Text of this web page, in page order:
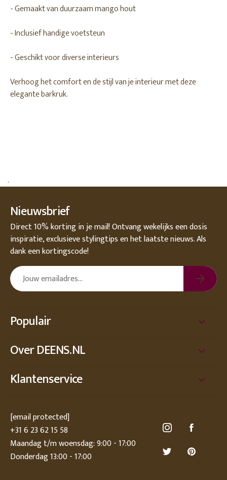
- Gemaakt van duurzaam mango hout
- Inclusief handige voetsteun
- Geschikt voor diverse interieurs
Verhoog het comfort en de stijl van je interieur met deze
elegante barkruk.
.
Nieuwsbrief
Direct 10% korting in je mail! Ontvang wekelijks een dosis
inspiratie, exclusieve stylingtips en het laatste nieuws. Als
dank een kortingscode!
Populair
Over DEENS.NL
Klantenservice
[email protected]
+31 6 23 62 15 58
Maandag t/m woensdag: 9:00 - 17:00
Donderdag 13:00 - 17:00